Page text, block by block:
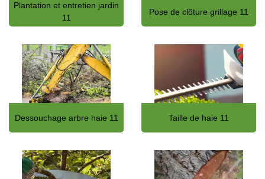
Plantation et entretien jardin
11
Pose de clôture grillage 11
Dessouchage arbre haie 11 Taille de haie 11